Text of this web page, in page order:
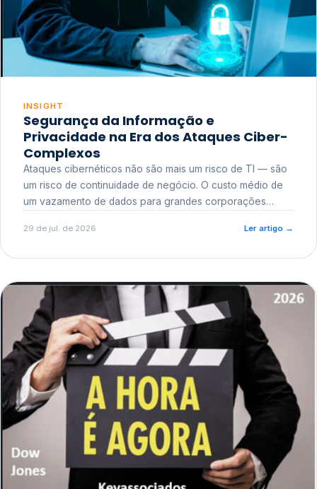
INSIGHT
Segurança da Informação e
Privacidade na Era dos Ataques Ciber-
Complexos
Ataques cibernéticos não são mais um risco de TI — são
um risco de continuidade de negócio. O custo médio de
um vazamento de dados para grandes corporações
reputacional e o risco regulatório junto a órgãos como a
29 de jul. de 2026 Ler artigo →